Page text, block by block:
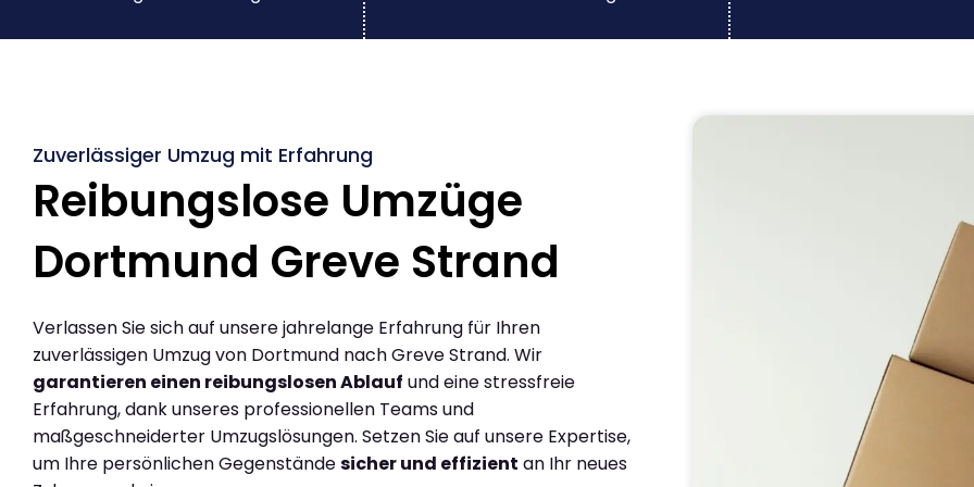
Zuverlässiger Umzug mit Erfahrung
Reibungslose Umzüge
Dortmund Greve Strand
Verlassen Sie sich auf unsere jahrelange Erfahrung für Ihren
zuverlässigen Umzug von Dortmund nach Greve Strand. Wir
garantieren einen reibungslosen Ablauf und eine stressfreie
Erfahrung, dank unseres professionellen Teams und
maßgeschneiderter Umzugslösungen. Setzen Sie auf unsere Expertise,
um Ihre persönlichen Gegenständesicher und effizient an Ihr neues